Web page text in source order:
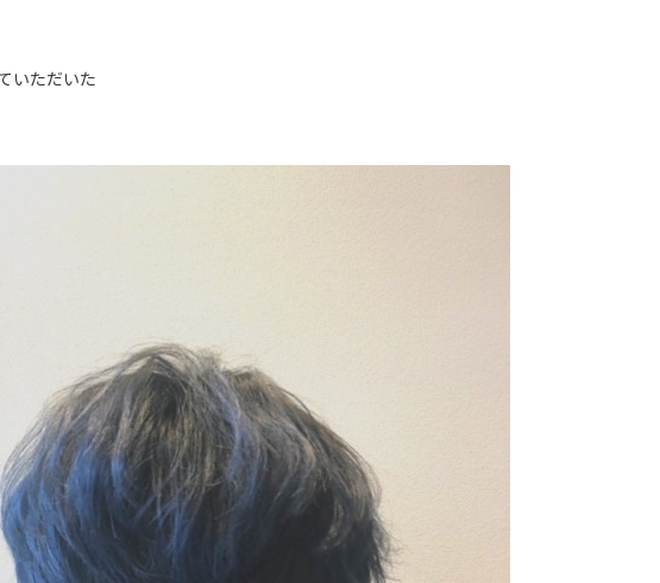
いただいた